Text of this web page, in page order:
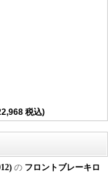
税込)
の フロントブレーキロ